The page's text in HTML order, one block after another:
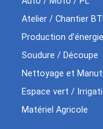
Atelier / Chantier
Production d’énergie
Soudure / Découpe
Nettoyage et
Espace vert /
Matériel Agricole